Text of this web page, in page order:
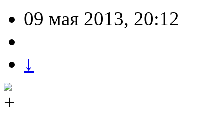
09 мая 2013, 20:12
↓